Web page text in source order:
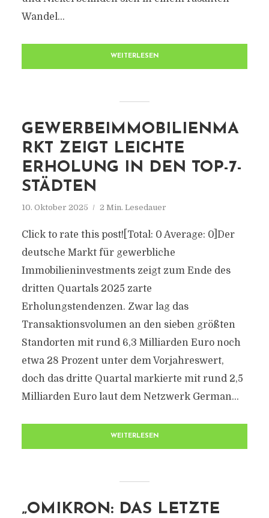
Wandel...
WEITERLESEN
GEWERBEIMMOBILIENMA
RKT ZEIGT LEICHTE
ERHOLUNG IN DEN TOP-7-
STÄDTEN
10. Oktober 2025 2 Min. Lesedauer
Click to rate this post![Total: 0 Average: 0]Der
deutsche Markt für gewerbliche
Immobilieninvestments zeigt zum Ende des
dritten Quartals 2025 zarte
Erholungstendenzen. Zwar lag das
Transaktionsvolumen an den sieben größten
Standorten mit rund 6,3 Milliarden Euro noch
etwa 28 Prozent unter dem Vorjahreswert,
doch das dritte Quartal markierte mit rund 2,5
Milliarden Euro laut dem Netzwerk German...
WEITERLESEN
„OMIKRON: DAS LETZTE